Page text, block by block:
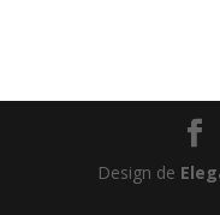
Design de